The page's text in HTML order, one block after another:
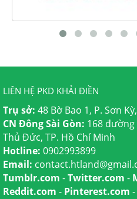
LIÊN HỆ PKD KHẢI ĐIỀN
Trụ sở: 48 Bờ Bao 1, P. Sơn
CN Đông Sài Gòn: 168 đường
Thủ Đức, TP. Hồ Chí Minh
Hotline: 0902993899
Email:
Tumblr.com -Twitter.com -
Reddit.com - Pinterest.com -